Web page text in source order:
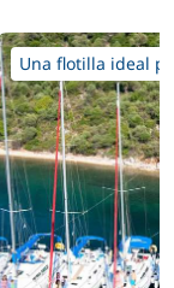
Una flotilla ideal